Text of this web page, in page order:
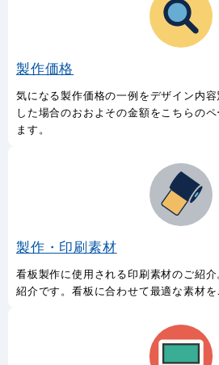
製作価格
気になる製作価格の一例をデザイン内
した場合のおおよその金額をこちらの
ます。
製作・印刷素材
看板製作に使用される印刷素材のご紹
紹介です。看板に合わせて最適な素材を